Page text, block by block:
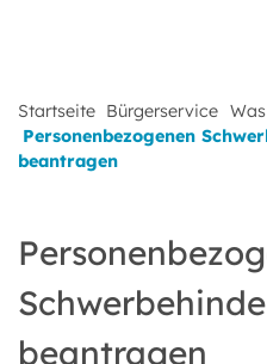
Startseite Bürgerservice
Personenbezogenen
beantragen
beantragen